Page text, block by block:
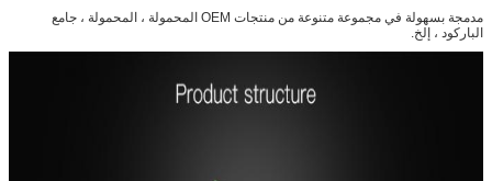
مدمجة بسهولة في مجموعة متنوعة من منتجات OEM المحمولة ، المحمولة ، جامع
الباركود ، إلخ.